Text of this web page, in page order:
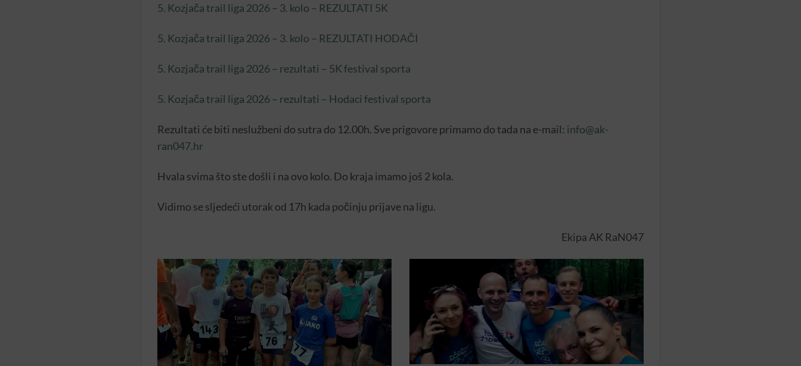
5. Kozjača trail liga 2026 – 3. kolo – REZULTATI 5K
5. Kozjača trail liga 2026 – 3. kolo – REZULTATI HODAČI
5. Kozjača trail liga 2026 – rezultati – 5K festival sporta
5. Kozjača trail liga 2026 – rezultati – Hodaci festival sporta
Rezultati će biti neslužbeni do sutra do 12.00h. Sve prigovore primamo do tada na e-mail: info@ak-
ran047.hr
Hvala svima što ste došli i na ovo kolo. Do kraja imamo još 2 kola.
Vidimo se sljedeći utorak od 17h kada počinju prijave na ligu.
Ekipa AK RaN047